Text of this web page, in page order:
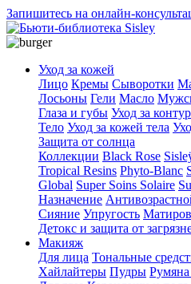
Запишитесь на онлайн-
Уход за кожей
Лицо Кремы Сыворотки
Лосьоны Гели Масло
Глаза и губы Уход за
Тело Уход за кожей тела
Защита от солнца
Коллекции Black Rose
Tropical Resins Phyto-Blanc
Global Super Soins Solaire
Назначение
Сияние Упругость
Детокс и защита от
Макияж
Для лица Тональные
Хайлайтеры Пудры